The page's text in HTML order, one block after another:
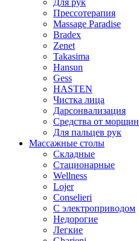
Прессотерапия
Massage Paradise
Bradex
Zenet
Takasima
Hansun
Gess
HASTEN
Чистка лица
Дарсонвализация
Средства от морщин
Для пальцев рук
Массажные столы
Складные
Стационарные
Wellness
Lojer
Conselieri
С электроприводом
Недорогие
Легкие